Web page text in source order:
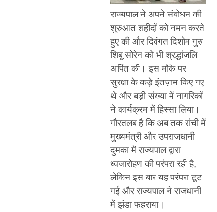
राज्यपाल ने अपने संबोधन की
शुरुआत शहीदों को नमन करते
हुए की और दिवंगत दिशोम गुरु
शिबू सोरेन को भी श्रद्धांजलि
अर्पित की। इस मौके पर
सुरक्षा के कड़े इंतज़ाम किए गए
थे और बड़ी संख्या में नागरिकों
ने कार्यक्रम में हिस्सा लिया।
गौरतलब है कि अब तक रांची में
मुख्यमंत्री और उपराजधानी
दुमका में राज्यपाल द्वारा
ध्वजारोहण की परंपरा रही है,
लेकिन इस बार यह परंपरा टूट
गई और राज्यपाल ने राजधानी
में झंडा फहराया।